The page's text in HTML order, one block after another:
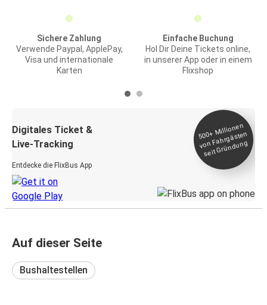
Sichere Zahlung
Verwende Paypal, ApplePay,
Visa und internationale
Karten
Einfache Buchung
Hol Dir Deine Tickets online,
in unserer App oder in einem
Flixshop
Digitales Ticket &
Live-Tracking
Entdecke die FlixBus App
500+
Millionen
von Fahrgästen
seit
Gründung
Auf dieser Seite
Bushaltestellen